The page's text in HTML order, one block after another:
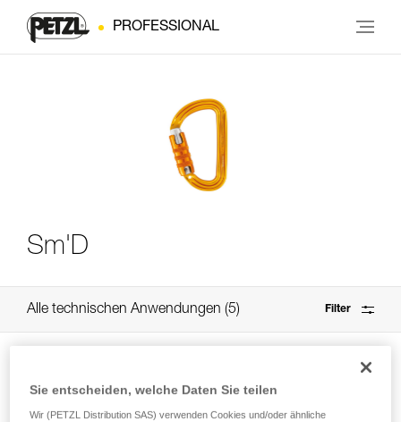
PROFESSIONAL
Sm'D
Alle technischen Anwendungen 5 Filter
Sie entscheiden, welche Daten Sie teilen
Wir (PETZL Distribution SAS) verwenden Cookies und/oder ähnliche